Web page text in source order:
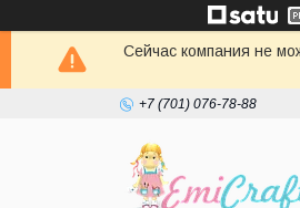
Сейчас компания не
+7 (701) 076-78-88